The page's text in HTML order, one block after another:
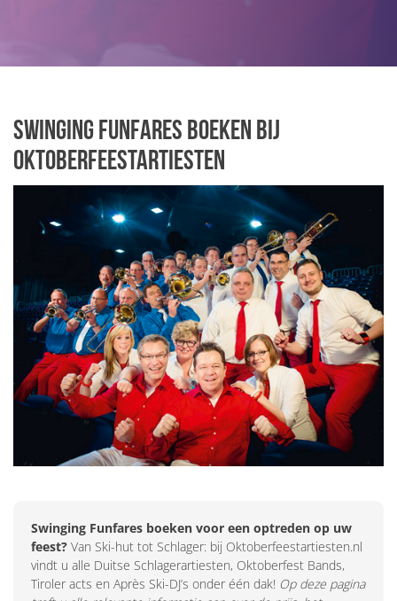
Swinging Funfares boeken bij
Oktoberfeestartiesten
Swinging Funfares boeken voor een optreden op uw
feest? Van Ski-hut tot Schlager: bij Oktoberfeestartiesten.nl
vindt u alle Duitse Schlagerartiesten, Oktoberfest Bands,
Tiroler acts en Après Ski-DJ’s onder één dak! Op deze pagina